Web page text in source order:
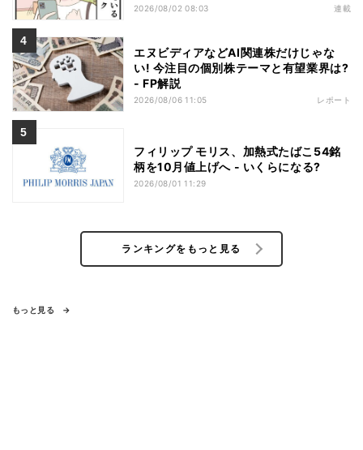
2026/08/02 08:03 連載
エヌビディアなどAI関連株だけじゃな
い! 今注目の個別株テーマと有望業界は?
- FP解説
2026/08/06 11:05 レポート
フィリップ モリス、加熱式たばこ54銘
柄を10月値上げへ - いくらになる?
2026/08/01 11:29
ランキングをもっと見る
もっと見る